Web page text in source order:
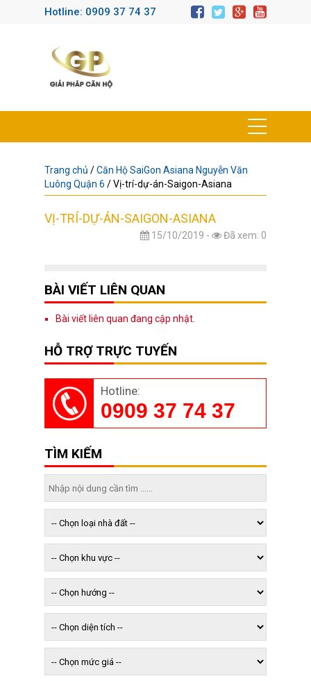
Hotline: 0909 37 74 37
Trang chủ /Căn Hộ SaiGon Asiana Nguyễn Văn
Luông Quận 6 /Vị-trí-dự-án-Saigon-Asiana
VỊ-TRÍ-DỰ-ÁN-SAIGON-ASIANA
15/10/2019 - Đã xem: 0
BÀI VIẾT LIÊN QUAN
Bài viết liên quan đang cập nhật.
HỖ TRỢ TRỰC TUYẾN
Hotline:
0909 37 74 37
TÌM KIẾM